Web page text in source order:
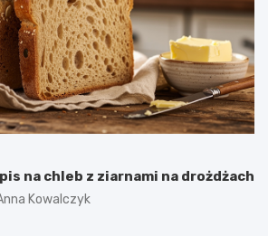
na chleb z ziarnami na drożdżach
Kowalczyk